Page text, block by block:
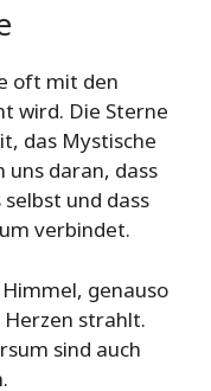
oft mit den
wird. Die Sterne
das Mystische
uns daran, dass
und dass
verbindet.
genauso
Herzen strahlt.
sind auch